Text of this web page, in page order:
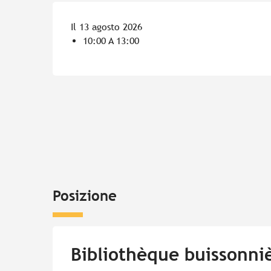
Il 13 agosto 2026
10:00 A 13:00
Posizione
Bibliothèque